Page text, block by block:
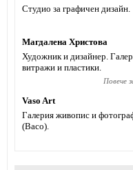
Студио за графичен дизайн.
Магдалена Христова
Художник и дизайнер.
витражи и пластики.
Повече
Vaso Art
Галерия живопис и
(Васо).